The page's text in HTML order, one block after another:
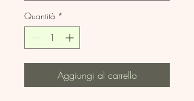
Quantità *
Aggiungi al carrello